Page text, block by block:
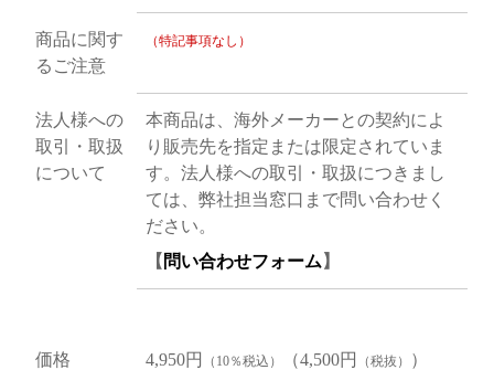
商品に関す
るご注意
（特記事項なし）
法人様への
取引・取扱
について
本商品は、海外メーカーとの契約によ
り販売先を指定または限定されていま
す。法人様への取引・取扱につきまし
ては、弊社担当窓口まで問い合わせく
ださい。
【 問い合わせフォーム 】
価格 4,950円 （10％税込） （4,500円 （税抜） ）